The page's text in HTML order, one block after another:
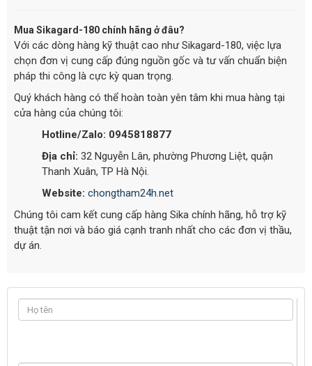
Mua Sikagard-180 chính hãng ở đâu?
Với các dòng hàng kỹ thuật cao như Sikagard-180, việc lựa
chọn đơn vị cung cấp đúng nguồn gốc và tư vấn chuẩn biện
pháp thi công là cực kỳ quan trọng.
Quý khách hàng có thể hoàn toàn yên tâm khi mua hàng tại
cửa hàng của chúng tôi:
Hotline/Zalo: 0945818877
Địa chỉ: 32 Nguyễn Lân, phường Phương Liệt, quận
Thanh Xuân, TP Hà Nội.
Website: chongtham24h.net
Chúng tôi cam kết cung cấp hàng Sika chính hãng, hỗ trợ kỹ
thuật tận nơi và báo giá cạnh tranh nhất cho các đơn vị thầu,
dự án.